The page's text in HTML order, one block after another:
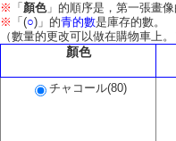
※ 「 顏色」的順序是，第一張畫像
※ 「(○)」的青的數是庫存的數。
（數量的更改可以做在購物車上。
顏色
チャコール(80)